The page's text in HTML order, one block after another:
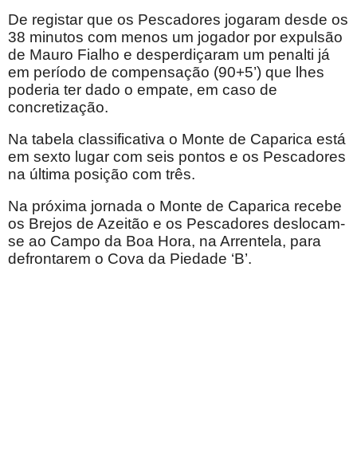
De registar que os Pescadores jogaram desde os
38 minutos com menos um jogador por expulsão
de Mauro Fialho e desperdiçaram um penalti já
em período de compensação (90+5’) que lhes
poderia ter dado o empate, em caso de
concretização.
Na tabela classificativa o Monte de Caparica está
em sexto lugar com seis pontos e os Pescadores
na última posição com três.
Na próxima jornada o Monte de Caparica recebe
os Brejos de Azeitão e os Pescadores deslocam-
se ao Campo da Boa Hora, na Arrentela, para
defrontarem o Cova da Piedade ‘B’.